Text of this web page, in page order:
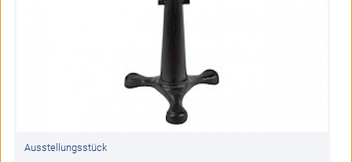
Ausstellungsstück